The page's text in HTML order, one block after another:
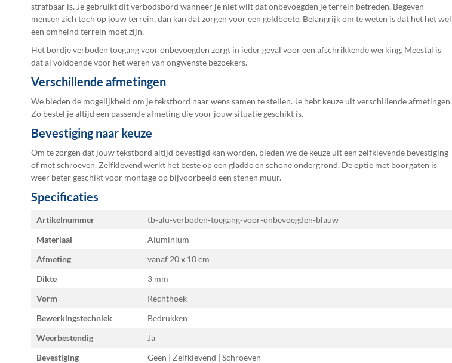
de
afbeeldingen-
strafbaar is. Je gebruikt dit verbodsbord wanneer je niet wilt dat onbevoegden je terrein betreden. Begeven
mensen zich toch op jouw terrein, dan kan dat zorgen voor een geldboete. Belangrijk om te weten is dat het het wel
een omheind terrein moet zijn.
Het bordje verboden toegang voor onbevoegden zorgt in ieder geval voor een afschrikkende werking. Meestal is
dat al voldoende voor het weren van ongwenste bezoekers.
Verschillende afmetingen
We bieden de mogelijkheid om je tekstbord naar wens samen te stellen. Je hebt keuze uit verschillende afmetingen.
Zo bestel je altijd een passende afmeting die voor jouw situatie geschikt is.
Bevestiging naar keuze
Om te zorgen dat jouw tekstbord altijd bevestigd kan worden, bieden we de keuze uit een zelfklevende bevestiging
of met schroeven. Zelfklevend werkt het beste op een gladde en schone ondergrond. De optie met boorgaten is
weer beter geschikt voor montage op bijvoorbeeld een stenen muur.
Specificaties
Specificaties
Artikelnummer
tb-alu-verboden-toegang-voor-onbevoegden-blauw
Materiaal
Aluminium
Afmeting
vanaf 20 x 10
Dikte
3 mm
Vorm
Rechthoek
Bewerkingstechniek
Bedrukken
Weerbestendig
Ja
Bevestiging
Geen | Zelfklevend | Schroeven